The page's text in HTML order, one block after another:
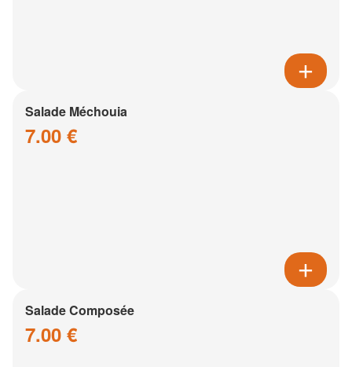
Salade Méchouia
7.00 €
Salade Composée
7.00 €